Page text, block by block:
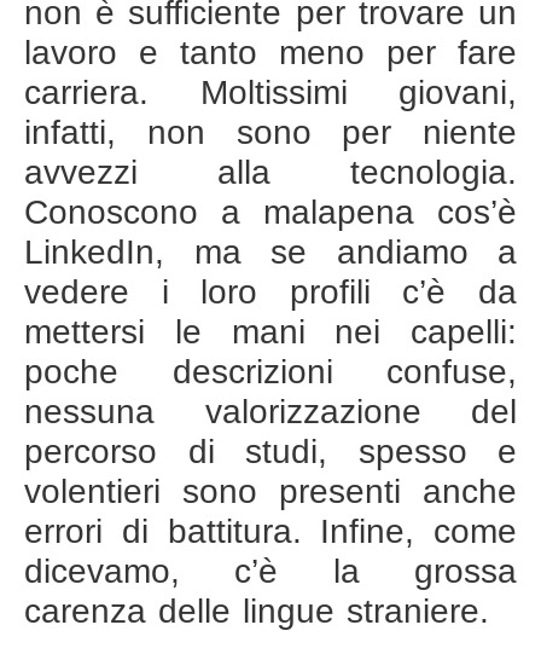
non è sufficiente per trovare un
lavoro e tanto meno per fare
carriera. Moltissimi giovani,
infatti, non sono per niente
avvezzi alla tecnologia.
Conoscono a malapena cos’è
LinkedIn, ma se andiamo a
vedere i loro profili c’è da
mettersi le mani nei capelli:
poche descrizioni confuse,
nessuna valorizzazione del
percorso di studi, spesso e
volentieri sono presenti anche
errori di battitura. Infine, come
dicevamo, c’è la grossa
carenza delle lingue straniere.